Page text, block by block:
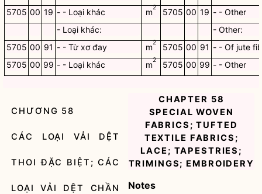
5705 00 19 - - Loại khác m2 5705 00 19 - - Other
- Loại khác:
- Other:
5705 00 91 - - Từ xơ đay m2 5705 00 91 - - Of jute
5705 00 99 - - Loại khác m2 5705 00 99 - - Other
CHƯƠNG 58
CÁC LOẠI VẢI DỆT
THOI ĐẶC BIỆT; CÁC
LOẠI VẢI DỆT CHẦN
CHAPTER 58
SPECIAL WOVEN
FABRICS; TUFTED
TEXTILE FABRICS;
LACE; TAPESTRIES;
TRIMINGS; EMBROIDERY
Notes